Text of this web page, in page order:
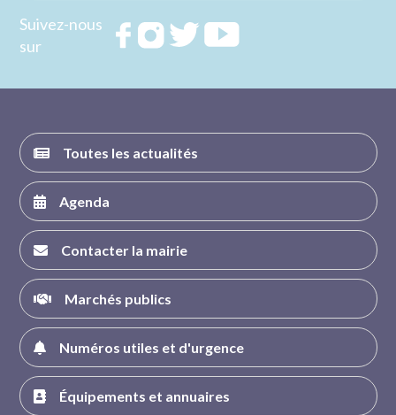
Suivez-nous
sur
RejoignezRejoignezRejoignez
Toutes les actualités
Agenda
Contacter la mairie
Marchés publics
Numéros utiles et d'urgence
Équipements et annuaires